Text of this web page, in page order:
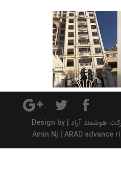
طراحی شده توسط تیم شرکت هوشمند آراد | Design by
Amin Nj | ARAD advance